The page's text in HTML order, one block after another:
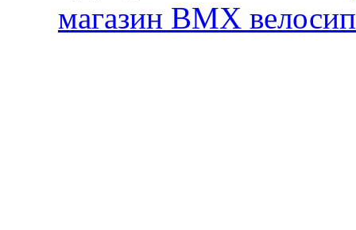
магазин BMX